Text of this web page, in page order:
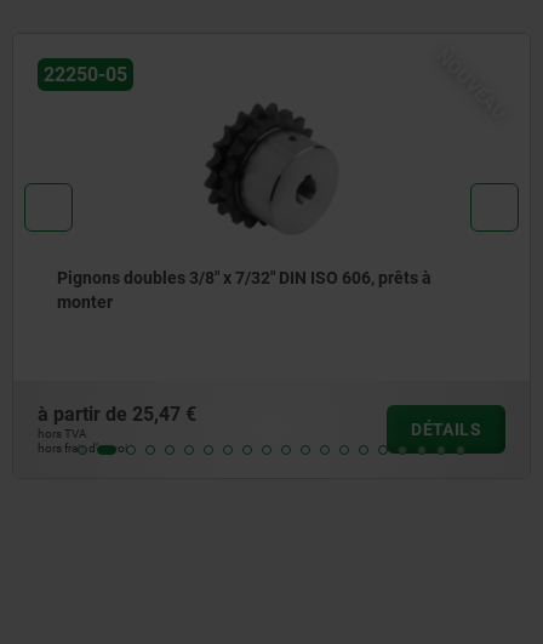
NOUVEAU
DÉTAILS
Pignons doubles 1/2" x 5/16" DIN ISO
hors frais d’envoi